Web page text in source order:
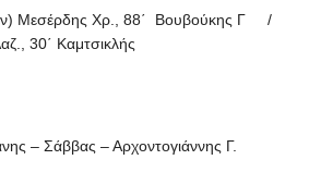
Μεσέρδης Χρ., 88΄ Βουβούκης Γ /
30΄ Καμτσικλής
– Σάββας – Αρχοντογιάννης Γ.